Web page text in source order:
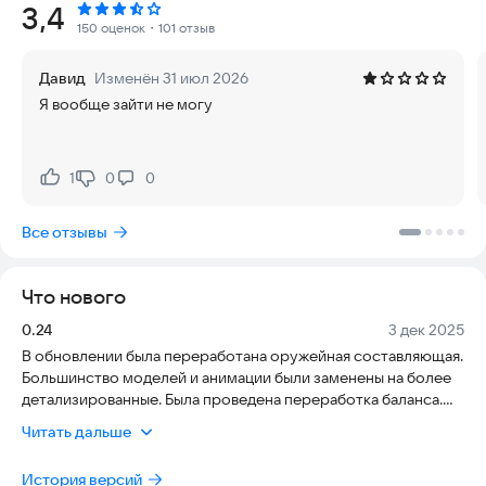
В качестве сталкера ваша миссия — противостоять
продвинутые детекторы артефактов, чтобы искать ценные
аномалии, разбросанные по пустоши. Эти артефакты
псов, хитрых Псевдособак и скрытных Кровососов. Будьте
начеку и совершенствуйте свои боевые навыки, чтобы
другими сталкерами и улучшайте своё снаряжение, чтобы
повысить свои шансы на выживание. Участвуйте в
стратегических союзах, ориентируясь в постоянно
меняющемся ландшафте.
Но будьте готовы к высшему испытанию — войне фракций.
фракциями, где ваши действия определяют судьбу Зоны.
Рейтинг:
3,4 150 оценок ・101 отзыв
Давид Изменён 31 июл 2026
Я вообще зайти не могу
Нравится:
1Не нравится:
0 0
Все отзывы
Что нового
Версия:
0.24 Дата:
3 дек 2025
В обновлении была переработана оружейная составляющая.
Большинство моделей и анимации были заменены на более
детализированные. Была проведена переработка баланса.
завода Юпитер", "Затон"
Читать дальше
История версий